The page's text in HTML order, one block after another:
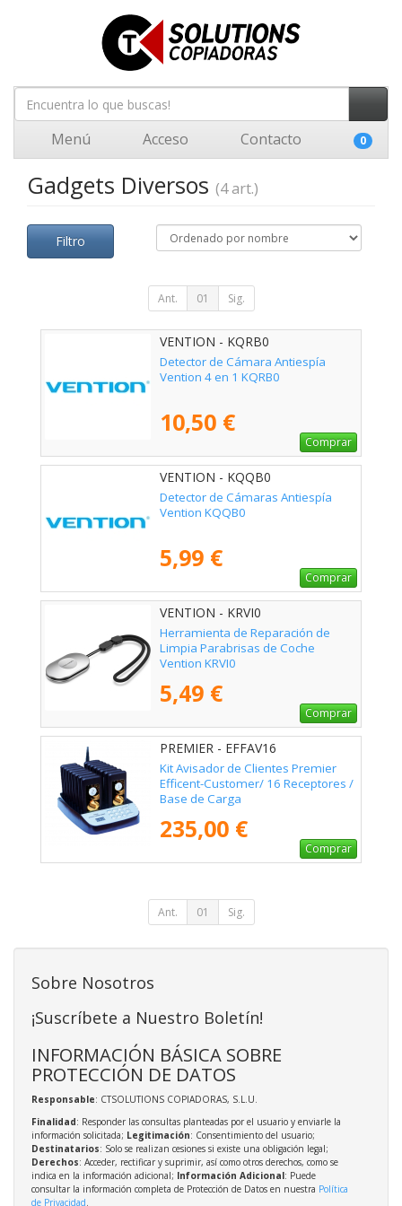
Menú Acceso Contacto 0
Gadgets Diversos (4 art.)
Filtro
Ant. 01 Sig.
VENTION - KQRB0
Detector de Cámara Antiespía
Vention 4 en 1 KQRB0
10,50 €
Comprar
VENTION - KQQB0
Detector de Cámaras Antiespía
Vention KQQB0
5,99 €
Comprar
VENTION - KRVI0
Herramienta de Reparación de
Limpia Parabrisas de Coche
Vention KRVI0
5,49 €
Comprar
PREMIER - EFFAV16
Kit Avisador de Clientes Premier
Efficent-Customer/ 16 Receptores /
Base de Carga
235,00 €
Comprar
Ant. 01 Sig.
Sobre Nosotros
¡Suscríbete a Nuestro Boletín!
INFORMACIÓN BÁSICA SOBRE
PROTECCIÓN DE DATOS
Responsable: CTSOLUTIONS COPIADORAS, S.L.U.
Finalidad: Responder las consultas planteadas por el usuario y enviarle la
información solicitada; Legitimación: Consentimiento del usuario;
Destinatarios: Solo se realizan cesiones si existe una obligación legal;
Derechos: Acceder, rectificar y suprimir, así como otros derechos, como se
indica en la información adicional; Información Adicional: Puede
consultar la información completa de Protección de Datos en nuestra Política
de Privacidad.